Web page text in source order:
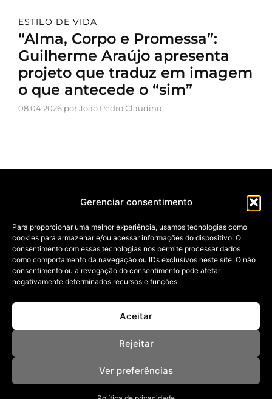
Gerenciar consentimento
Para proporcionar uma melhor experiência, usamos tecnologias como
cookies para armazenar e/ou acessar informações do dispositivo. O
consentimento com essas tecnologias nos permite processar dados
como comportamento da navegação ou IDs exclusivos neste site. O não
consentimento ou a revogação do consentimento pode afetar
negativamente determinados recursos e funções.
Aceitar
Rejeitar
Ver preferências
ESTILO DE VIDA
“Alma, Corpo e Promessa”:
Guilherme Araújo apresenta
projeto que traduz em imagem
o que antecede o “sim”
08.04.2026 por João Pedro Claudino
NOSSAS REVISTAS
NEWSLETTER
SOBRE
ANUNCIE
POLÍTICA DE PRIVACIDADE
I
s
t
F
c
e
t
t
t
t
© Copyright - All rights reserved 2026